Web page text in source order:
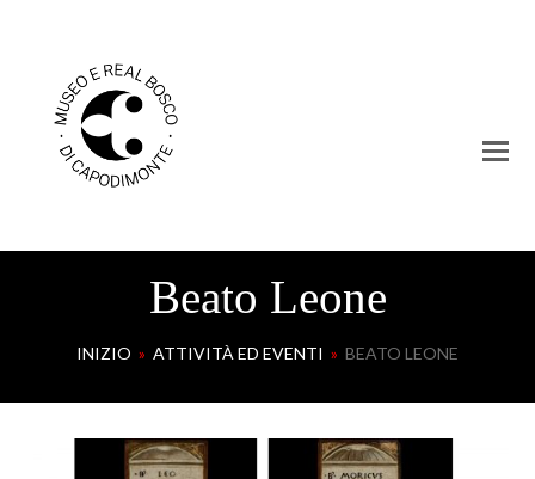
Beato Leone
INIZIO » ATTIVITÀ ED EVENTI » BEATO LEONE